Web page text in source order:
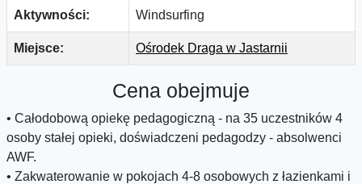
Aktywności: Windsurfing
Miejsce: Ośrodek Draga w Jastarnii
Cena obejmuje
• Całodobową opiekę pedagogiczną - na 35 uczestników 4
osoby stałej opieki, doświadczeni pedagodzy - absolwenci
AWF.
• Zakwaterowanie w pokojach 4-8 osobowych z łazienkami i